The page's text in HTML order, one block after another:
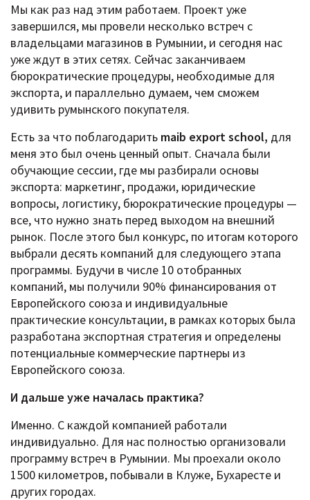
Мы как раз над этим работаем. Проект уже
завершился, мы провели несколько встреч с
владельцами магазинов в Румынии, и сегодня нас
уже ждут в этих сетях. Сейчас заканчиваем
бюрократические процедуры, необходимые для
экспорта, и параллельно думаем, чем сможем
удивить румынского покупателя.
Есть за что поблагодарить maib export school, для
меня это был очень ценный опыт. Сначала были
обучающие сессии, где мы разбирали основы
экспорта: маркетинг, продажи, юридические
вопросы, логистику, бюрократические процедуры —
все, что нужно знать перед выходом на внешний
рынок. После этого был конкурс, по итогам которого
выбрали десять компаний для следующего этапа
программы. Будучи в числе 10 отобранных
компаний, мы получили 90% финансирования от
Европейского союза и индивидуальные
практические консультации, в рамках которых была
разработана экспортная стратегия и определены
потенциальные коммерческие партнеры из
Европейского союза.
И дальше уже началась практика?
Именно. С каждой компанией работали
индивидуально. Для нас полностью организовали
программу встреч в Румынии. Мы проехали около
1500 километров, побывали в Клуже, Бухаресте и
других городах.